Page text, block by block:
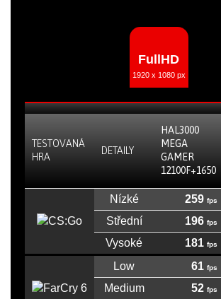
FullHD
1920 x 1080 px
TESTOVANÁ
HRA
DETAILY
HAL3000
MEGA
GAMER
12100F+1650
Nízké 259
Střední
196
Vysoké
181
Low
61
Medium
52